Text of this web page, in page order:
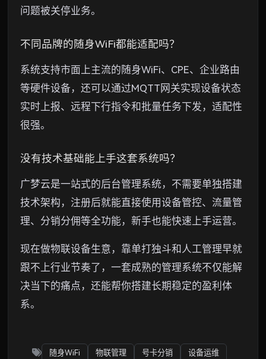
问题被关停业务。
不同品牌的随身WiFi都能适配吗？
系统支持市面上主流的随身WiFi、CPE、企业路由
等硬件设备，还可以通过MQTT网关实现设备状态
实时上报、远程下行指令和批量任务下发，适配性
很强。
没有技术基础能上手这套系统吗？
广梦云是一站式的后台管理系统，不需要单独搭建
技术架构，注册后就能直接使用设备管控、流量管
理、分销分佣等全功能，新手也能快速上手运营。
现在做物联设备生意，靠单打独斗和人工管理早就
跟不上行业节奏了，一套成熟的管理系统不仅能解
决当下的痛点，还能帮你搭建长期稳定的盈利体
系。
随身WiFi 物联管理 号卡分销 设备运维